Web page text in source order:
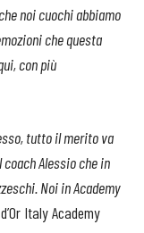
noi cuochi abbiamo
che questa
con più
tutto il merito va
coach Alessio che in
Noi in Academy
Italy Academy